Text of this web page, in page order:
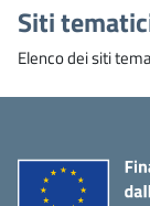
Siti
Elenco dei siti